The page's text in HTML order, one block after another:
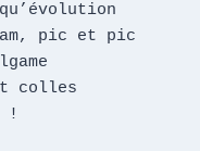
pic et pic
colles
!